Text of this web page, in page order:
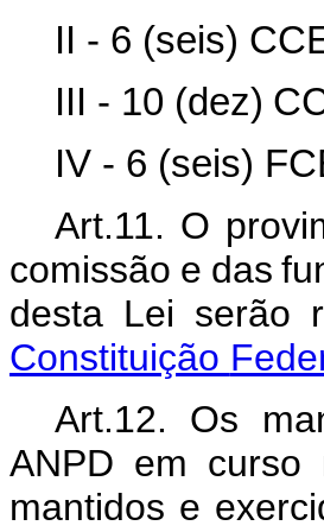
II - 6 (seis)
III - 10 (dez)
IV - 6 (seis)
Art.11. O
comissão e das
desta Lei serão
Constituição
Art.12.
Os
ANPD em
mantidos e